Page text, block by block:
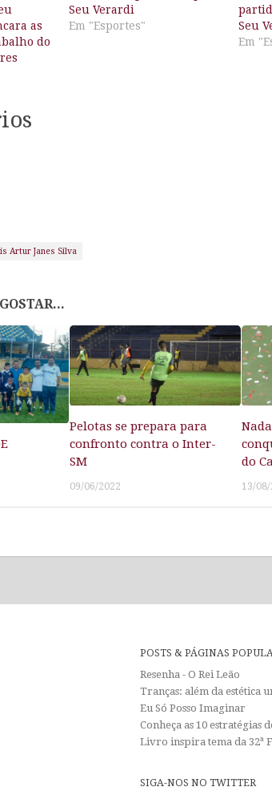
as
do
Seu Verardi
Em "Esportes"
Seu
Em
Artur Janes Silva
Pelotas se prepara para
confronto contra o Inter-
SM
09/06/2022
do
13/08/
POSTS & PÁGINAS
Resenha - O Rei Leão
Tranças: além da estética
Eu Só Posso Imaginar
Conheça as 10 estratégias
Livro inspira tema da 32ª
SIGA-NOS NO TWITTER